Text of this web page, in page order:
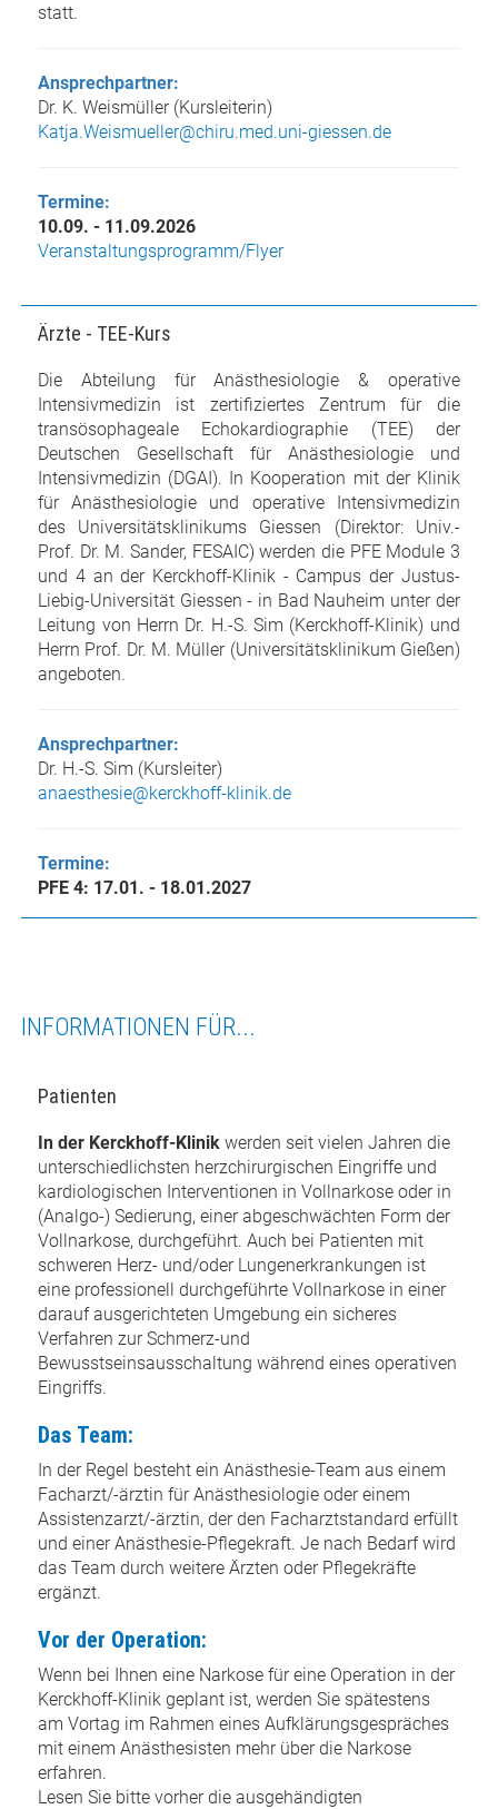
statt.
Ansprechpartner:
Dr. K. Weismüller (Kursleiterin)
Katja.Weismueller@chiru.med.uni-giessen.de
Termine:
10.09. - 11.09.2026
Veranstaltungsprogramm/Flyer
Ärzte - TEE-Kurs
Die Abteilung für Anästhesiologie & operative
Intensivmedizin ist zertifiziertes Zentrum für die
transösophageale Echokardiographie (TEE) der
Deutschen Gesellschaft für Anästhesiologie und
Intensivmedizin (DGAI). In Kooperation mit der Klinik
für Anästhesiologie und operative Intensivmedizin
des Universitätsklinikums Giessen (Direktor: Univ.-
Prof. Dr. M. Sander, FESAIC) werden die PFE Module 3
und 4 an der Kerckhoff-Klinik - Campus der Justus-
Liebig-Universität Giessen - in Bad Nauheim unter der
Leitung von Herrn Dr. H.-S. Sim (Kerckhoff-Klinik) und
Herrn Prof. Dr. M. Müller (Universitätsklinikum Gießen)
angeboten.
Ansprechpartner:
Dr. H.-S. Sim (Kursleiter)
anaesthesie@kerckhoff-klinik.de
Termine:
PFE 4: 17.01. - 18.01.2027
INFORMATIONEN FÜR...
Patienten
In der Kerckhoff-Klinik werden seit vielen Jahren die
unterschiedlichsten herzchirurgischen Eingriffe und
kardiologischen Interventionen in Vollnarkose oder in
(Analgo-) Sedierung, einer abgeschwächten Form der
Vollnarkose, durchgeführt. Auch bei Patienten mit
schweren Herz- und/oder Lungenerkrankungen ist
eine professionell durchgeführte Vollnarkose in einer
darauf ausgerichteten Umgebung ein sicheres
Verfahren zur Schmerz-und
Bewusstseinsausschaltung während eines operativen
Eingriffs.
Das Team:
In der Regel besteht ein Anästhesie-Team aus einem
Facharzt/-ärztin für Anästhesiologie oder einem
Assistenzarzt/-ärztin, der den Facharztstandard erfüllt
und einer Anästhesie-Pflegekraft. Je nach Bedarf wird
das Team durch weitere Ärzten oder Pflegekräfte
ergänzt.
Vor der Operation:
Wenn bei Ihnen eine Narkose für eine Operation in der
Kerckhoff-Klinik geplant ist, werden Sie spätestens
am Vortag im Rahmen eines Aufklärungsgespräches
mit einem Anästhesisten mehr über die Narkose
erfahren.
Lesen Sie bitte vorher die ausgehändigten